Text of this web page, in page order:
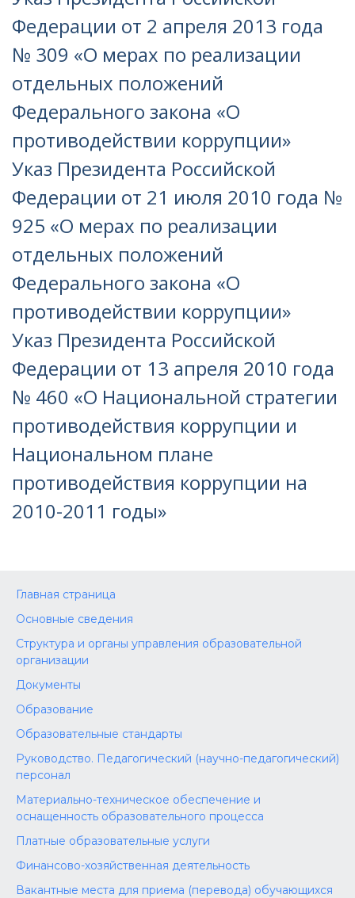
Федерации от 2 апреля 2013 года
№ 309 «О мерах по реализации
отдельных положений
Федерального закона «О
противодействии коррупции»
Указ Президента Российской
Федерации от 21 июля 2010 года №
925 «О мерах по реализации
отдельных положений
Федерального закона «О
противодействии коррупции»
Указ Президента Российской
Федерации от 13 апреля 2010 года
№ 460 «О Национальной стратегии
противодействия коррупции и
Национальном плане
противодействия коррупции на
2010-2011 годы»
Главная страница
Основные сведения
Структура и органы управления образовательной
организации
Документы
Образование
Образовательные стандарты
Руководство. Педагогический (научно-педагогический)
персонал
Материально-техническое обеспечение и
оснащенность образовательного процесса
Платные образовательные услуги
Финансово-хозяйственная деятельность
Вакантные места для приема (перевода) обучающихся